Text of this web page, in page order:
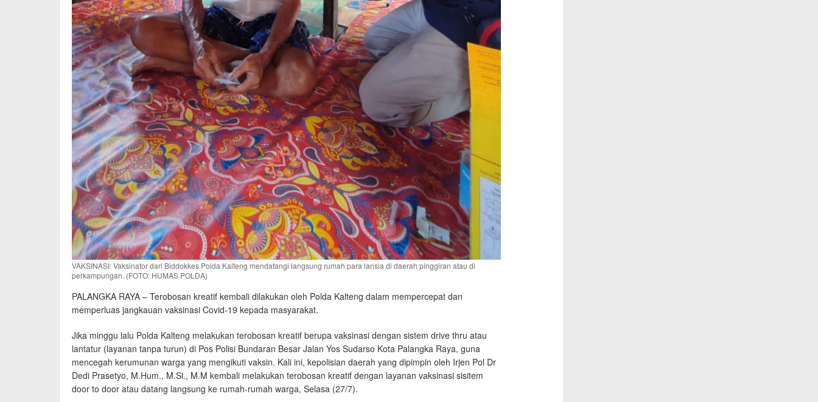
VAKSINASI: Vaksinator dari Biddokkes Polda Kalteng mendatangi langsung rumah para lansia di daerah pinggiran atau di
perkampungan. (FOTO: HUMAS POLDA)
PALANGKA RAYA – Terobosan kreatif kembali dilakukan oleh Polda Kalteng dalam mempercepat dan
memperluas jangkauan vaksinasi Covid-19 kepada masyarakat.
Jika minggu lalu Polda Kalteng melakukan terobosan kreatif berupa vaksinasi dengan sistem drive thru atau
lantatur (layanan tanpa turun) di Pos Polisi Bundaran Besar Jalan Yos Sudarso Kota Palangka Raya, guna
mencegah kerumunan warga yang mengikuti vaksin. Kali ini, kepolisian daerah yang dipimpin oleh Irjen Pol Dr
Dedi Prasetyo, M.Hum., M.Si., M.M kembali melakukan terobosan kreatif dengan layanan vaksinasi sisitem
door to door atau datang langsung ke rumah-rumah warga, Selasa (27/7).